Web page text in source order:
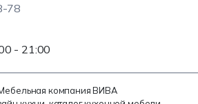
78
- 21:00
компания ВИВА